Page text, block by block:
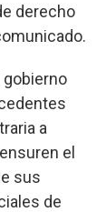
derecho
a
el
sus
de